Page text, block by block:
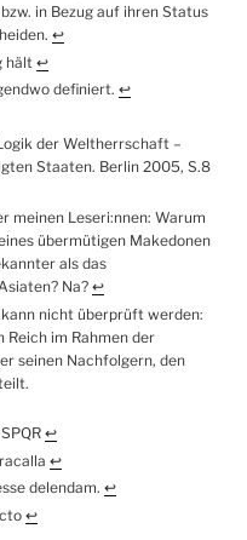
in Bezug auf ihren Status
↩︎
hält ↩︎
definiert. ↩︎
der Weltherrschaft –
Staaten. Berlin 2005, S.8
meinen Leseri:nnen: Warum
übermütigen Makedonen
als das
Na?↩︎
nicht überprüft werden:
Reich im Rahmen der
seinen Nachfolgern, den
↩︎
↩︎
delendam. ↩︎
↩︎